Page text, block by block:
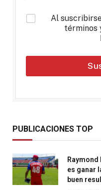
*
Al
términos
PUBLICACIONES TOP
es ganar
buen